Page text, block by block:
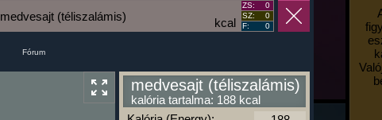
kcal
medvesajt (téliszalámis)
ZS:
0
SZ:
0
F:
0
Fórum
medvesajt (téliszalámis)
kalória tartalma: 188 kcal